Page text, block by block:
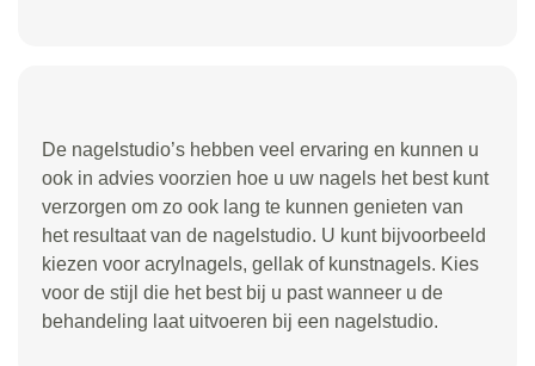
De nagelstudio’s hebben veel ervaring en kunnen u
ook in advies voorzien hoe u uw nagels het best kunt
verzorgen om zo ook lang te kunnen genieten van
het resultaat van de nagelstudio. U kunt bijvoorbeeld
kiezen voor acrylnagels, gellak of kunstnagels. Kies
voor de stijl die het best bij u past wanneer u de
behandeling laat uitvoeren bij een nagelstudio.